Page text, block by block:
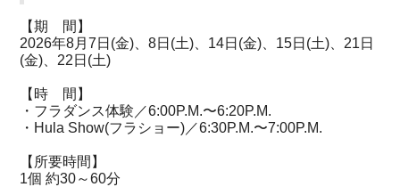
【期 間】
2026年8月7日(金)、8日(土)、14日(金)、15日(土)、21日
(金)、22日(土)
【時 間】
・フラダンス体験／6:00P.M.〜6:20P.M.
・Hula Show(フラショー)／6:30P.M.〜7:00P.M.
【所要時間】
1個 約30～60分